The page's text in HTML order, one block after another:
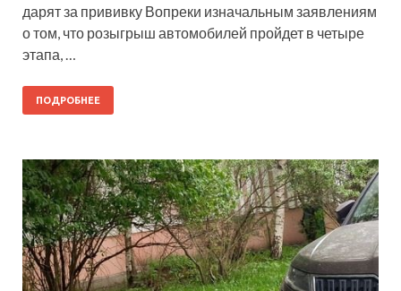
дарят за прививку Вопреки изначальным заявлениям
о том, что розыгрыш автомобилей пройдет в четыре
этапа, …
ПОДРОБНЕЕ